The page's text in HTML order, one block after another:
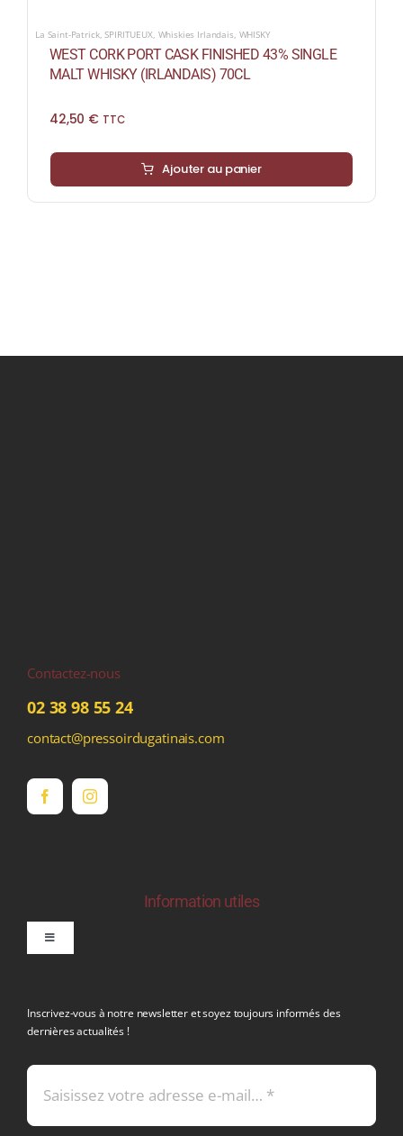
La Saint-Patrick,SPIRITUEUX Whiskies Irlandais WHISKY
WEST CORK PORT CASK FINISHED 43% SINGLE
MALT WHISKY (IRLANDAIS) 70CL
42,50 € TTC
Ajouter au panier
Contactez-nous
02 38 98 55 24
contact@pressoirdugatinais.com
Information utiles
Toggle
Mentions légales
Inscrivez-vous à notre newsletter et soyez toujours informés des
dernières actualités !